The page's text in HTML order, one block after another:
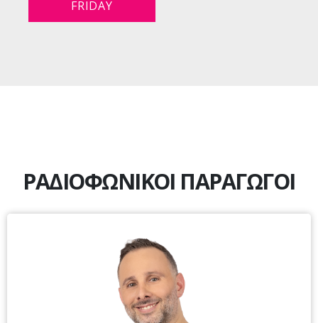
FRIDAY
ΡΑΔΙΟΦΩΝΙΚΟΙ ΠΑΡΑΓΩΓΟΙ